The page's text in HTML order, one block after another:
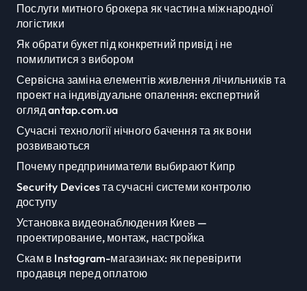
Послуги митного брокера як частина міжнародної
логістики
Як обрати букет під конкретний привід і не
помилитися з вибором
Сервісна заміна елементів живлення лічильників та
проект на індивідуальне опалення: експертний
огляд antap.com.ua
Сучасні технології нічного бачення та як вони
розвиваються
Почему предприниматели выбирают Кипр
Security Devices та сучасні системи контролю
доступу
Установка видеонаблюдения Киев —
проектирование, монтаж, настройка
Скам в Instagram-магазинах: як перевірити
продавця перед оплатою